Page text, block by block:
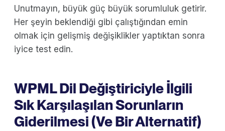
Unutmayın, büyük güç büyük sorumluluk getirir.
Her şeyin beklendiği gibi çalıştığından emin
olmak için gelişmiş değişiklikler yaptıktan sonra
iyice test edin.
WPML Dil Değiştiriciyle İlgili
Sık Karşılaşılan Sorunların
Giderilmesi (Ve Bir Alternatif)